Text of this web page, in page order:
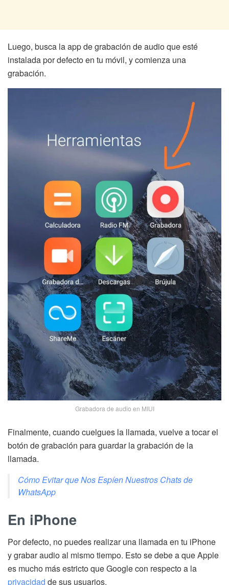
Luego, busca la app de grabación de audio que esté
instalada por defecto en tu móvil, y comienza una
grabación.
Grabadora de audio en MIUI
Finalmente, cuando cuelgues la llamada, vuelve a tocar el
botón de grabación para guardar la grabación de la
llamada.
Cómo Evitar que Nos Espíen Nuestros Chats de
WhatsApp
En iPhone
Por defecto, no puedes realizar una llamada en tu iPhone
y grabar audio al mismo tiempo. Esto se debe a que Apple
es mucho más estricto que Google con respecto a la
privacidad de sus usuarios.